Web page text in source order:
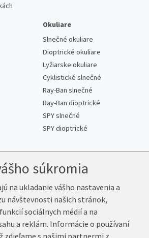
Okuliare
Slnečné okuliare
Dioptrické okuliare
Lyžiarske okuliare
Cyklistické slnečné
Ray-Ban slnečné
Ray-Ban dioptrické
SPY slnečné
SPY dioptrické
súkromia
na ukladanie vášho nastavenia a
návštevnosti našich stránok,
sociálnych médií a na
a reklám. Informácie o používaní
zdieľame s našimi partnermi z